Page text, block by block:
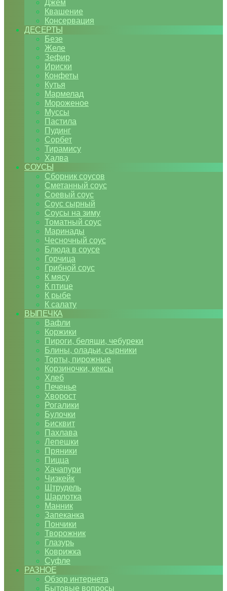
Джем
Квашение
Консервация
ДЕСЕРТЫ
Безе
Желе
Зефир
Ириски
Конфеты
Кутья
Мармелад
Мороженое
Муссы
Пастила
Пудинг
Сорбет
Тирамису
Халва
СОУСЫ
Сборник соусов
Сметанный соус
Соевый соус
Соус сырный
Соусы на зиму
Томатный соус
Маринады
Чесночный соус
Блюда в соусе
Горчица
Грибной соус
К мясу
К птице
К рыбе
К салату
ВЫПЕЧКА
Вафли
Коржики
Пироги, беляши, чебуреки
Блины, оладьи, сырники
Торты, пирожные
Корзиночки, кексы
Хлеб
Печенье
Хворост
Рогалики
Булочки
Бисквит
Пахлава
Лепешки
Пряники
Пицца
Хачапури
Чизкейк
Штрудель
Шарлотка
Манник
Запеканка
Пончики
Творожник
Глазурь
Коврижка
Суфле
РАЗНОЕ
Обзор интернета
Бытовые вопросы